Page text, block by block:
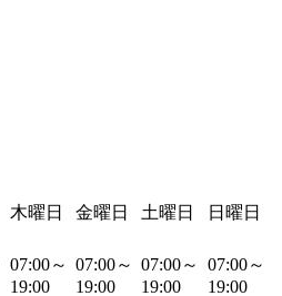
木曜日 金曜日 土曜日 日曜日
07:00～
19:00
07:00～
19:00
07:00～
19:00
07:00～
19:00